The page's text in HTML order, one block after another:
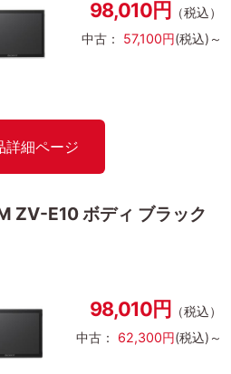
98,010円 （税込）
中古： 57,100円(税込)～
詳細ページ
ZV-E10 ボディ ブラック
98,010円
（税込）
中古： 62,300円(税込)～